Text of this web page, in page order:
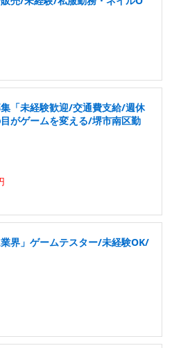
「未経験歓迎/交通費支給/週休
がゲームを変える/堺市南区勤
業界」ゲームテスター/未経験OK/